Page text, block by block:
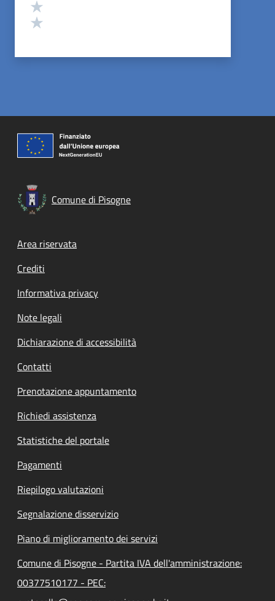
Comune di Pisogne
Footer menu
Area riservata
Crediti
Informativa privacy
Note legali
Dichiarazione di accessibilità
Contatti
Prenotazione appuntamento
Richiedi assistenza
Statistiche del portale
Pagamenti
Riepilogo valutazioni
Segnalazione disservizio
Piano di miglioramento dei servizi
Comune di Pisogne - Partita IVA dell'amministrazione:
00377510177 - PEC: